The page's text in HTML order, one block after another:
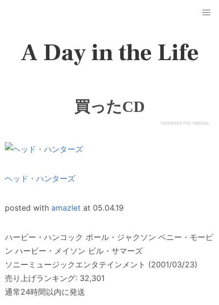
A Day in the Life
買ったCD
2005年04月17日 16時50分
ヘッド・ハンターズ
posted with amazlet at 05.04.19
ハービー・ハンコック ポール・ジャクソン ベニー・モーピ
ン ハービー・メイソン ビル・サマーズ
ソニーミュージックエンタテインメント (2001/03/23)
売り上げランキング: 32,301
通常24時間以内に発送